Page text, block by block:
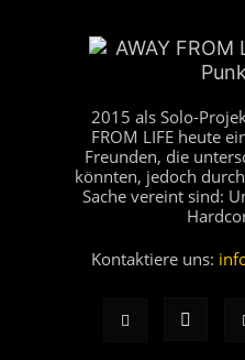
2015 als Solo-
FROM LIFE heute
Freunden, die
könnten, jedoch
Sache vereint sind:
Kontaktiere uns: